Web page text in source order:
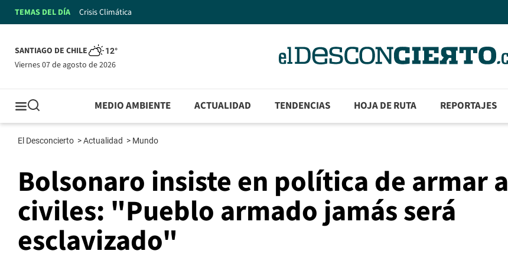
TEMAS DEL DÍA Crisis Climática
SANTIAGO DE CHILE 12°
viernes 07 de agosto de 2026
MEDIO AMBIENTE ACTUALIDAD TENDENCIAS HOJA DE RUTA REPORTAJES
El Desconcierto >Actualidad > Mundo
Bolsonaro insiste en política de armar a
civiles: "Pueblo armado jamás será
esclavizado"